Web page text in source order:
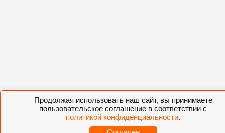
Продолжая использовать наш сайт, вы принимаете
пользовательское соглашение в соответствии с
политикой конфиденциальности.